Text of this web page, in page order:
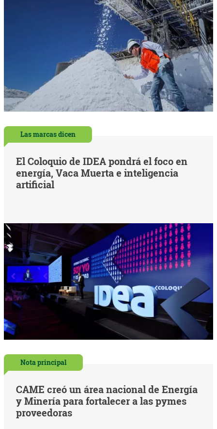
Las marcas dicen
El Coloquio de IDEA pondrá el foco en
energía, Vaca Muerta e inteligencia
artificial
Nota principal
CAME creó un área nacional de Energía
y Minería para fortalecer a las pymes
proveedoras